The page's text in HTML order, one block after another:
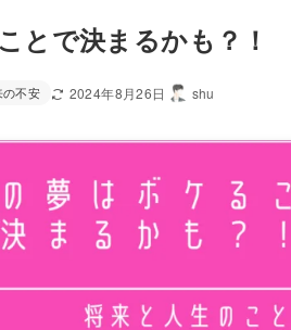
とで決まるかも？！
の不安 2024年8月26日 shu